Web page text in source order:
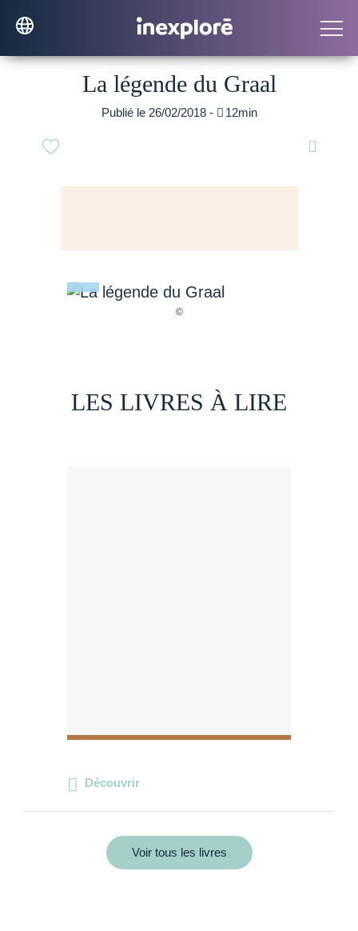
La légende du Graal
Publié le 26/02/2018 -  12min

LES LIVRES À LIRE
Découvrir
Voir tous les livres